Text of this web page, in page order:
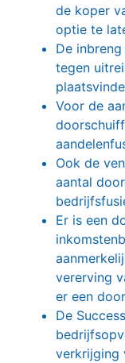
de koper
optie te
De
tegen
Voor de
Ook de
aantal
Er is een
vererving
er een
De
verkrijging